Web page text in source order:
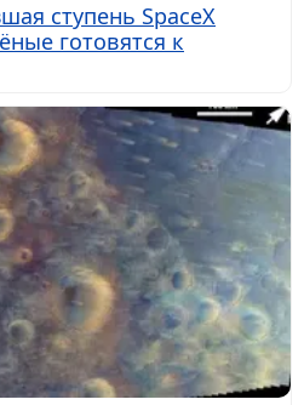
ступень SpaceX
готовятся к